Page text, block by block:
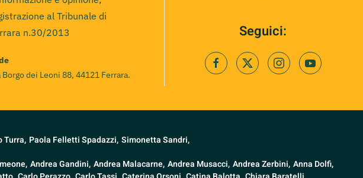
al Tribunale di
n.30/2013
Borgo dei Leoni 88, 44121 Ferrara.
Seguici:
Turra, Paola Felletti Spadazzi, Simonetta Sandri,
Andrea Gandini, Andrea Malacarne, Andrea Musacci, Andrea Zerbini, Anna Dolfi,